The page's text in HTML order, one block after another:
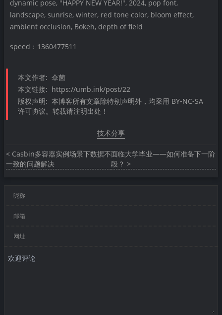
dynamic pose, "HAPPY NEW YEAR!", 2024, pop font,
landscape, sunrise, winter, red tone color, bloom effect,
ambient occlusion, Bokeh, depth of field
speed：1360477511
本文作者: 伞菌
本文链接: https://umb.ink/post/22
版权声明: 本博客所有文章除特别声明外，均采用 BY-NC-SA
许可协议。转载请注明出处！
技术分享
< Casbin多容器实例场景下数据不
一致的问题解决
面临大学毕业——如何准备下一阶
段？ >
昵称
邮箱
网址